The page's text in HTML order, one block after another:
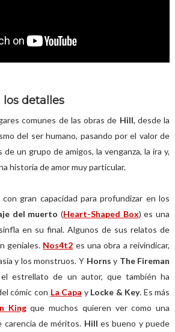
los detalles
comunes de las obras de Hill, desde la
del ser humano, pasando por el valor de
un grupo de amigos, la venganza, la ira y,
historia de amor muy particular.
gran capacidad para profundizar en los
del muerto (Heart-Shaped Box) es una
en su final. Algunos de sus relatos de
geniales. Nos4t2 es una obra a reivindicar,
y los monstruos. Y Hornsy The Fireman
estrellato de un autor, que también ha
cómic con La Capa y Locke & Key. Es más
Kingque muchos quieren ver como una
carencia de méritos. Hilles bueno y puede